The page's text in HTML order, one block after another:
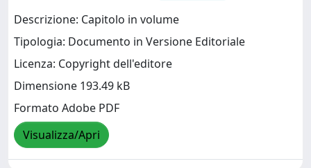
Descrizione: Capitolo in volume
Tipologia: Documento in Versione Editoriale
Licenza: Copyright dell'editore
Dimensione 193.49 kB
Formato Adobe PDF
Visualizza/Apri